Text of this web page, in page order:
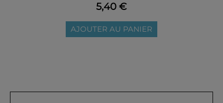
5,40 €
AJOUTER AU PANIER